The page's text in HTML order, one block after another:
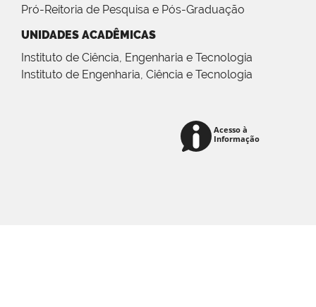
Pró-Reitoria de Pesquisa e Pós-Graduação
UNIDADES ACADÊMICAS
Instituto de Ciência, Engenharia e Tecnologia
Instituto de Engenharia, Ciência e Tecnologia